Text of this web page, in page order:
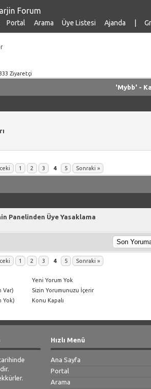
Forum
Portal Arama Üye Listesi Ajanda
Ziyaretçi
'Mybb' -
1 2 3 4 5 Sonraki »
Panelinden Üye Yasaklama
Oy - Toplam Ortalama 0 Oy Verilmiş
12 345
1 2 3 4 5 Sonraki »
Var)
Yok)
Yeni Yorum Yok
Sizin Yorumunuzu İçerir
Konu Kapalı
Hızlı Menü
Ana Sayfa
Portal
Arama